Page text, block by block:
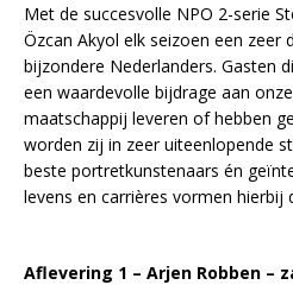
Met de succesvolle NPO 2-serie
Özcan Akyol elk seizoen een zeer
bijzondere Nederlanders. Gasten
een waardevolle bijdrage aan
maatschappij leveren of hebben
worden zij in zeer uiteenlopende
beste portretkunstenaars én
levens en carrières vormen hierbij
Aflevering 1 – Arjen Robben –